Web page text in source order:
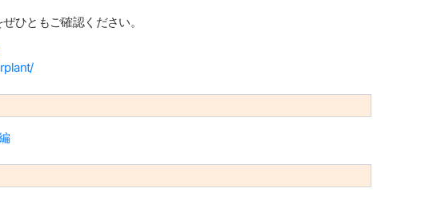
ひともご確認ください。